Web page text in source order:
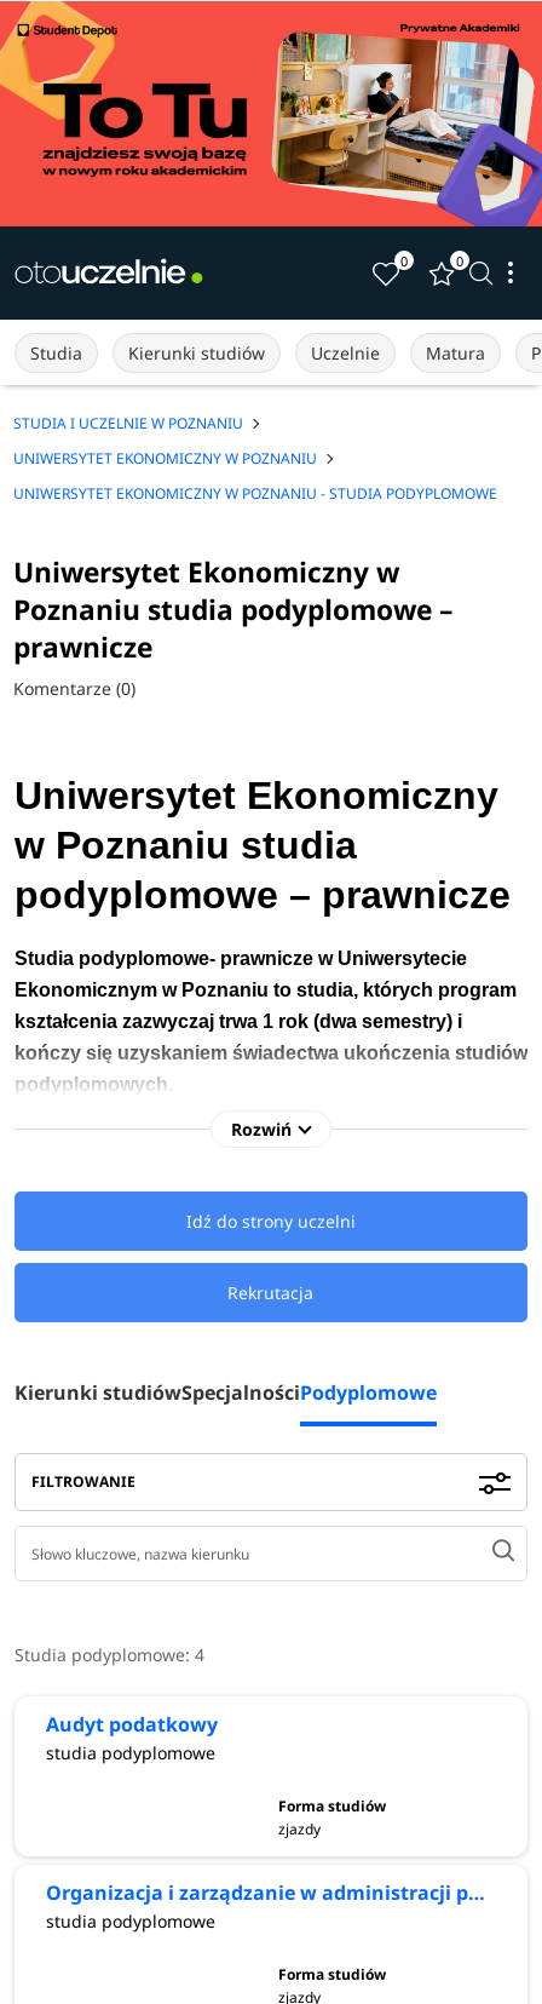
0 0
Studia Kierunki studiów Uczelnie Matura
STUDIA I UCZELNIE W POZNANIU
UNIWERSYTET EKONOMICZNY W POZNANIU
UNIWERSYTET EKONOMICZNY W POZNANIU - STUDIA PODYPLOMOWE
Uniwersytet Ekonomiczny w
Poznaniu studia podyplomowe –
prawnicze
Komentarze (0)
Uniwersytet Ekonomiczny
w Poznaniu studia
podyplomowe – prawnicze
Studia podyplomowe- prawnicze w Uniwersytecie
Ekonomicznym w Poznaniu to studia, których program
kształcenia zazwyczaj trwa 1 rok (dwa semestry) i
kończy się uzyskaniem świadectwa ukończenia studiów
podyplomowych.
Rozwiń
Idź do strony uczelni
Rekrutacja
Kierunki studiówSpecjalnościPodyplomowe
FILTROWANIE
Studia podyplomowe: 4
Audyt podatkowy
studia podyplomowe
zjazdy
Organizacja i zarządzanie w administracji publicznej
studia podyplomowe
zjazdy